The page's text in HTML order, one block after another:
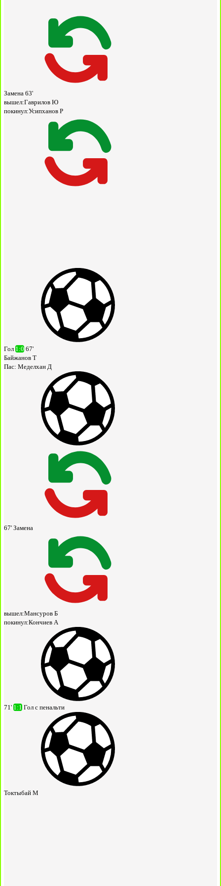
Замена 63'
вышел:Гаврилов Ю
покинул:Усипханов Р
Гол 1:0 67'
Байжанов Т
Пас: Меделхан Д
67' Замена
вышел:Мансуров Б
покинул:Кончиев А
71' 1:1 Гол с пенальти
Токтыбай М